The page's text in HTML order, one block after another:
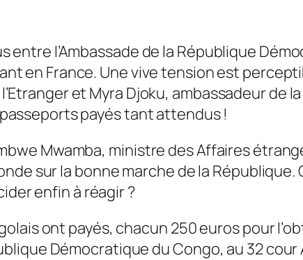
entre l’Ambassade de la République
en France. Une vive tension est
et Myra Djoku, ambassadeur de
payés tant attendus !
Mwamba, ministre des Affaires
sur la bonne marche de la
enfin à réagir ?
ont payés, chacun 250 euros pour
Démocratique du Congo, au 32